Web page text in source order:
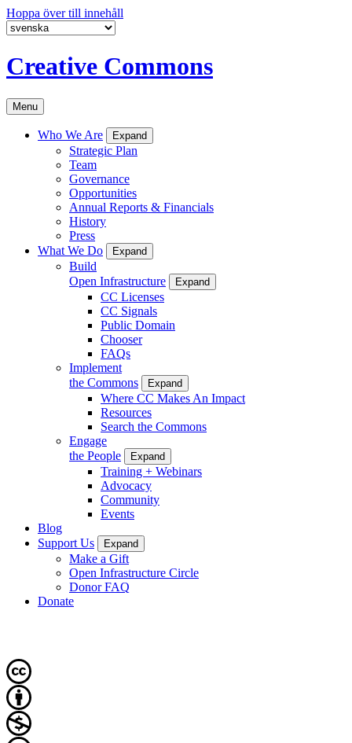
Hoppa över till innehåll
Creative Commons
Menu
Who We Are Expand
Strategic Plan
Team
Governance
Opportunities
Annual Reports & Financials
History
Press
What We Do
Expand
Build
Open Infrastructure
Expand
CC Licenses
CC Signals
Public Domain
Chooser
FAQs
Implement
the Commons
Expand
Where CC Makes An Impact
Resources
Search the Commons
Engage
the People
Expand
Training + Webinars
Advocacy
Community
Events
Blog
Support Us
Expand
Make a Gift
Open Infrastructure Circle
Donor FAQ
Donate